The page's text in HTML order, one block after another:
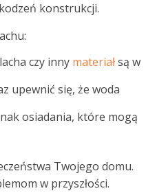
konstrukcji.
czy inny materiałsą w
upewnić się, że woda
osiadania, które mogą
Twojego domu.
w przyszłości.